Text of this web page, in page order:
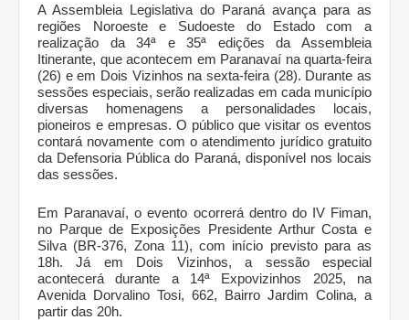
A Assembleia Legislativa do Paraná avança para as
regiões Noroeste e Sudoeste do Estado com a
realização da 34ª e 35ª edições da Assembleia
Itinerante, que acontecem em Paranavaí na quarta-feira
(26) e em Dois Vizinhos na sexta-feira (28). Durante as
sessões especiais, serão realizadas em cada município
diversas homenagens a personalidades locais,
pioneiros e empresas. O público que visitar os eventos
contará novamente com o atendimento jurídico gratuito
da Defensoria Pública do Paraná, disponível nos locais
das sessões.
Em Paranavaí, o evento ocorrerá dentro do IV Fiman,
no Parque de Exposições Presidente Arthur Costa e
Silva (BR-376, Zona 11), com início previsto para as
18h. Já em Dois Vizinhos, a sessão especial
acontecerá durante a 14ª Expovizinhos 2025, na
Avenida Dorvalino Tosi, 662, Bairro Jardim Colina, a
partir das 20h.